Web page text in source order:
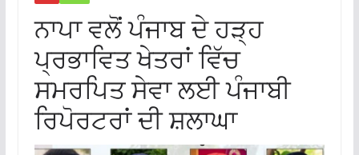
ਨਾਪਾ ਵਲੋਂ ਪੰਜਾਬ ਦੇ ਹੜ੍ਹ
ਪ੍ਰਭਾਵਿਤ ਖੇਤਰਾਂ ਵਿੱਚ
ਸਮਰਪਿਤ ਸੇਵਾ ਲਈ ਪੰਜਾਬੀ
ਰਿਪੋਰਟਰਾਂ ਦੀ ਸ਼ਲਾਘਾ